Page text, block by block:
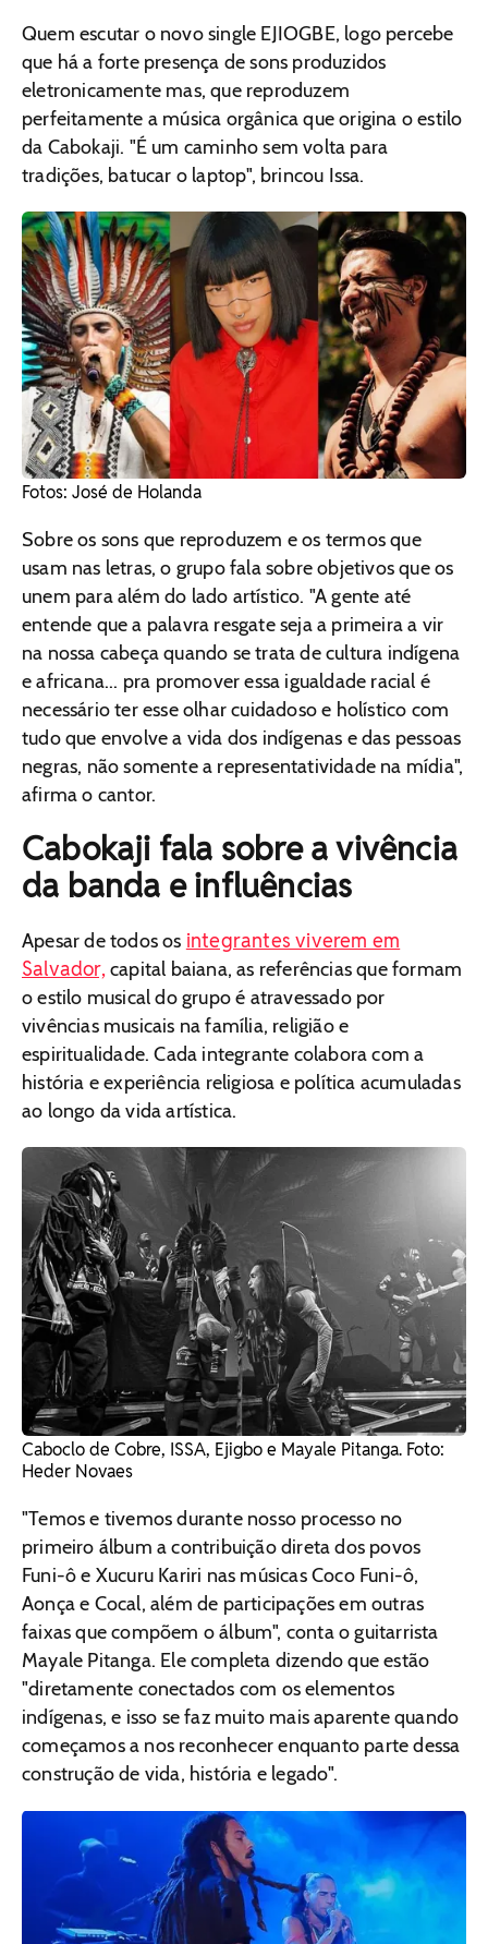
Quem escutar o novo single EJIOGBE, logo percebe
que há a forte presença de sons produzidos
eletronicamente mas, que reproduzem
perfeitamente a música orgânica que origina o estilo
da Cabokaji. "É um caminho sem volta para
tradições, batucar o laptop", brincou Issa.
Fotos: José de Holanda
Sobre os sons que reproduzem e os termos que
usam nas letras, o grupo fala sobre objetivos que os
unem para além do lado artístico. "A gente até
entende que a palavra resgate seja a primeira a vir
na nossa cabeça quando se trata de cultura indígena
e africana... pra promover essa igualdade racial é
necessário ter esse olhar cuidadoso e holístico com
tudo que envolve a vida dos indígenas e das pessoas
negras, não somente a representatividade na mídia",
afirma o cantor.
Cabokaji fala sobre a vivência
da banda e influências
Apesar de todos os integrantes viverem em
Salvador,capital baiana, as referências que formam
o estilo musical do grupo é atravessado por
vivências musicais na família, religião e
espiritualidade. Cada integrante colabora com a
história e experiência religiosa e política acumuladas
ao longo da vida artística.
Caboclo de Cobre, ISSA, Ejigbo e Mayale Pitanga. Foto:
Heder Novaes
"Temos e tivemos durante nosso processo no
primeiro álbum a contribuição direta dos povos
Funi-ô e Xucuru Kariri nas músicas Coco Funi-ô,
Aonça e Cocal, além de participações em outras
faixas que compõem o álbum", conta o guitarrista
Mayale Pitanga. Ele completa dizendo que estão
"diretamente conectados com os elementos
indígenas, e isso se faz muito mais aparente quando
começamos a nos reconhecer enquanto parte dessa
construção de vida, história e legado".